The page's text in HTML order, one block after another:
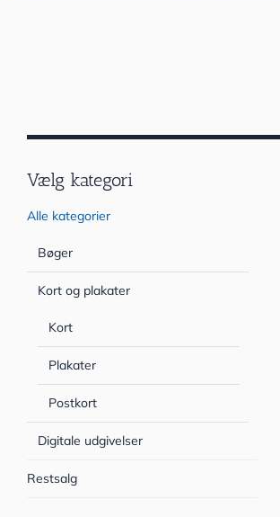
Vælg kategori
Alle kategorier
Bøger
Kort og plakater
Kort
Plakater
Postkort
Digitale udgivelser
Restsalg